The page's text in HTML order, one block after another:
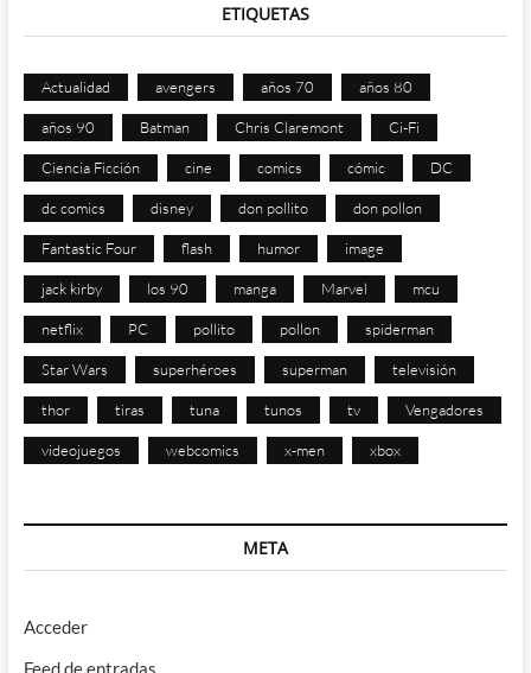
ETIQUETAS
Actualidad avengers años 70 años 80
años 90 Batman Chris Claremont Ci-Fi
Ciencia Ficción cine comics cómic DC
dc comics disney don pollito don pollon
Fantastic Four flash humor image
jack kirby los 90 manga Marvel mcu
netflix PC pollito pollon spiderman
Star Wars superhéroes superman televisión
thor tiras tuna tunos tv Vengadores
videojuegos webcomics x-men xbox
META
Acceder
Feed de entradas